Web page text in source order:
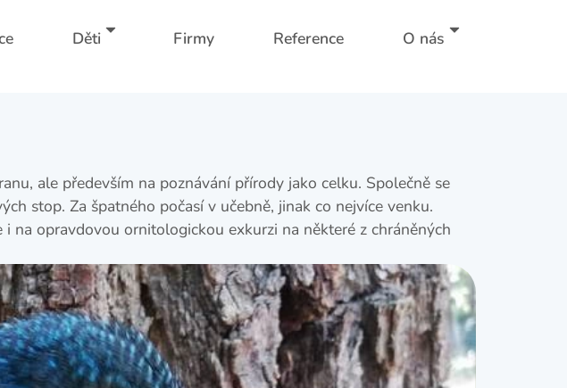
Děti Firmy Reference O nás
ale především na poznávání přírody jako celku. Společně se
stop. Za špatného počasí v učebně, jinak co nejvíce venku.
na opravdovou ornitologickou exkurzi na některé z chráněných